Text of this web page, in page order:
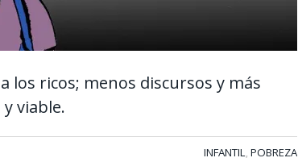
los ricos; menos discursos y más
viable.
INFANTIL, POBREZA